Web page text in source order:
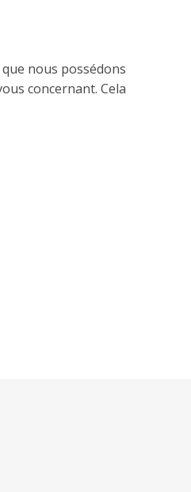
nous possédons
concernant. Cela